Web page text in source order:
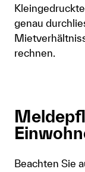
genau
rechnen.
Beachten Sie